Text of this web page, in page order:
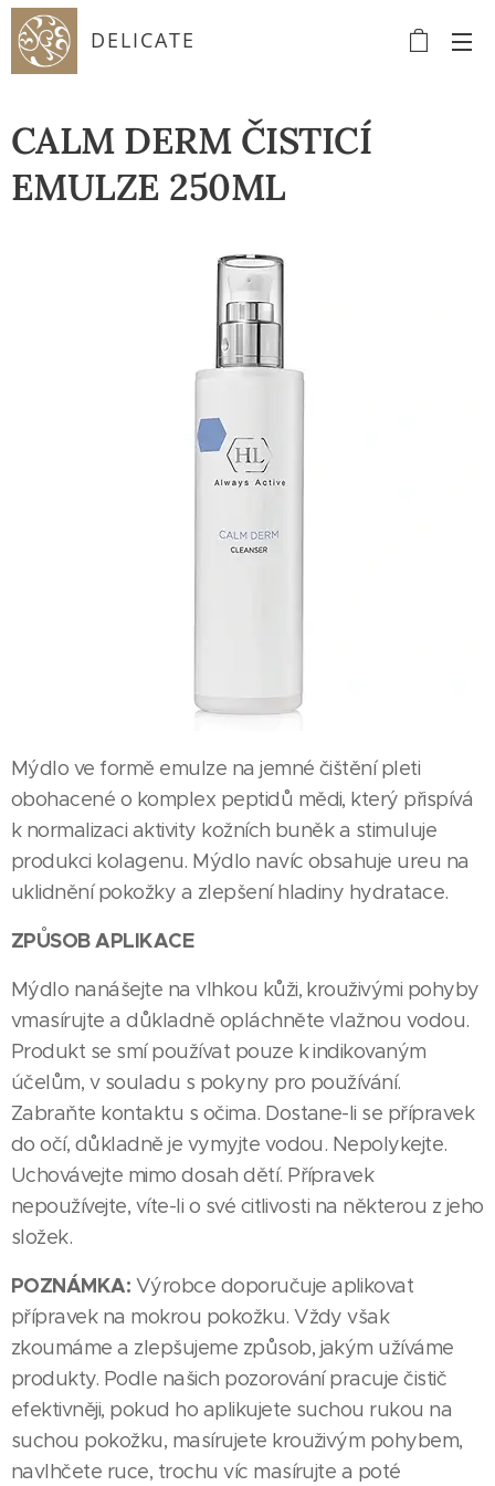
DELICATE
CALM DERM ČISTICÍ
EMULZE 250ML
Mýdlo ve formě emulze na jemné čištění pleti
obohacené o komplex peptidů mědi, který přispívá
k normalizaci aktivity kožních buněk a stimuluje
produkci kolagenu. Mýdlo navíc obsahuje ureu na
uklidnění pokožky a zlepšení hladiny hydratace.
ZPŮSOB APLIKACE
Mýdlo nanášejte na vlhkou kůži, krouživými pohyby
vmasírujte a důkladně opláchněte vlažnou vodou.
Produkt se smí používat pouze k indikovaným
účelům, v souladu s pokyny pro používání.
Zabraňte kontaktu s očima. Dostane-li se přípravek
do očí, důkladně je vymyjte vodou. Nepolykejte.
Uchovávejte mimo dosah dětí. Přípravek
nepoužívejte, víte-li o své citlivosti na některou z jeho
složek.
POZNÁMKA: Výrobce doporučuje aplikovat
přípravek na mokrou pokožku. Vždy však
zkoumáme a zlepšujeme způsob, jakým užíváme
produkty. Podle našich pozorování pracuje čistič
efektivněji, pokud ho aplikujete suchou rukou na
suchou pokožku, masírujete krouživým pohybem,
navlhčete ruce, trochu víc masírujte a poté